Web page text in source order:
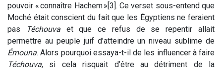
pouvoir « connaître Hachem »[3]. Ce verset sous-entend que
Moché était conscient du fait que les Égyptiens ne feraient
pas
Téchouvaet que ce refus de se repentir allait
permettre au peuple juif d’atteindre un niveau sublime de
Émouna. Alors pourquoi essaya-t-il de les influencer à faire
Téchouva, si cela risquait d’être au détriment de la